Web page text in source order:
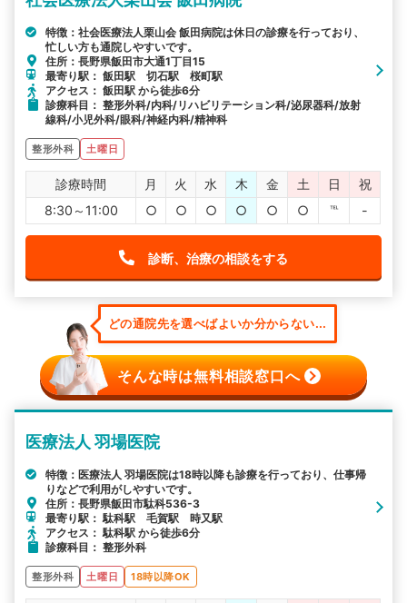
特徴：社会医療法人栗山会 飯田病院は休日の診療を行っており、
忙しい方も通院しやすいです。
住所：長野県飯田市大通1丁目15
最寄り駅： 飯田駅 切石駅 桜町駅
アクセス： 飯田駅 から徒歩6分
診療科目： 整形外科/内科/リハビリテーション科/泌尿器科/放射
線科/小児外科/眼科/神経内科/精神科
整形外科 土曜日
診療時間 月 火 水 木 金 土 日
祝
8:30～11:00
○ ○ ○ ○ ○ ○ ℡ -
診断、治療の相談をする
どの通院先を選べばよいか分からない...
そんな時は無料相談窓口へ
医療法人 羽場医院
特徴：医療法人 羽場医院は18時以降も診療を行っており、仕事帰
りなどで利用がしやすいです。
住所：長野県飯田市駄科536-3
最寄り駅： 駄科駅 毛賀駅 時又駅
アクセス： 駄科駅 から徒歩6分
診療科目： 整形外科
整形外科 土曜日 18時以降OK